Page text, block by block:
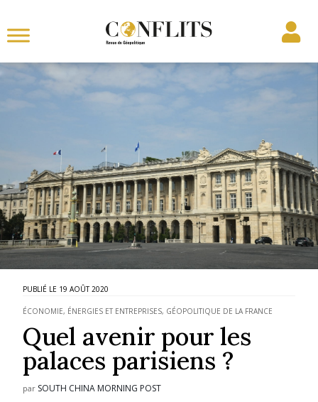
19 AOÛT 2020
ÉCONOMIE, ÉNERGIES ET ENTREPRISES, GÉOPOLITIQUE DE LA FRANCE
Quel avenir pour les
palaces parisiens ?
par SOUTH CHINA MORNING POST